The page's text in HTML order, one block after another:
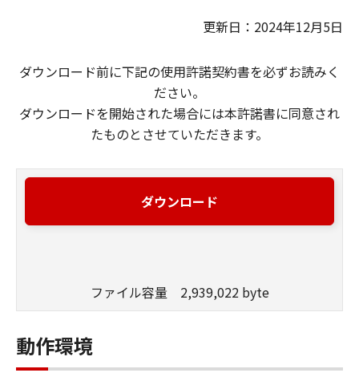
更新日：2024年12月5日
ダウンロード前に下記の使用許諾契約書を必ずお読みく
ださい。
ダウンロードを開始された場合には本許諾書に同意され
たものとさせていただきます。
ダウンロード
ファイル容量 2,939,022 byte
動作環境